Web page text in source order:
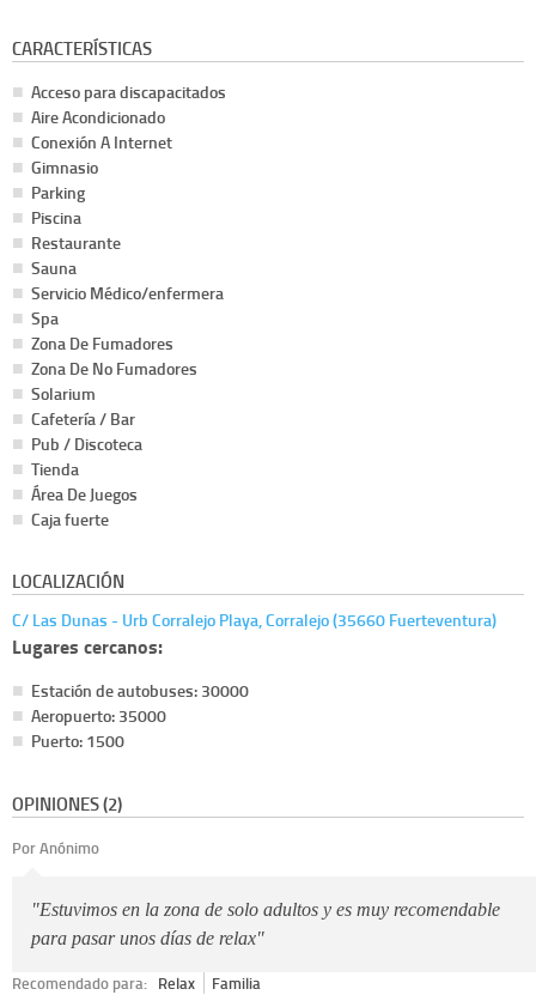
CARACTERÍSTICAS
Acceso para discapacitados
Aire Acondicionado
Conexión A Internet
Gimnasio
Parking
Piscina
Restaurante
Sauna
Servicio Médico/enfermera
Spa
Zona De Fumadores
Zona De No Fumadores
Solarium
Cafetería / Bar
Pub / Discoteca
Tienda
Área De Juegos
Caja fuerte
LOCALIZACIÓN
C/ Las Dunas - Urb Corralejo Playa, Corralejo (35660 Fuerteventura)
Lugares cercanos:
Estación de autobuses: 30000
Aeropuerto: 35000
Puerto: 1500
OPINIONES (2)
Por Anónimo
"Estuvimos en la zona de solo adultos y es muy recomendable
para pasar unos días de relax"
Recomendado para: Relax Familia